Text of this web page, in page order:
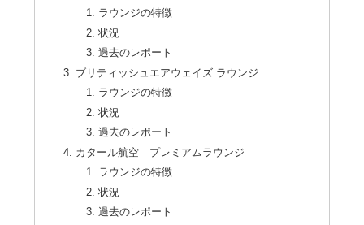
ラウンジの特徴
状況
過去のレポート
ブリティッシュエアウェイズ ラウンジ
ラウンジの特徴
状況
過去のレポート
カタール航空 プレミアムラウンジ
ラウンジの特徴
状況
過去のレポート